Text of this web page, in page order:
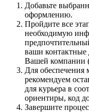
Добавьте
оформлению.
Пройдите все
необходимую
ваши
Вашей компании
Для обеспечения
рекомендуем
для курьера в
ориентиры, код
Завершите